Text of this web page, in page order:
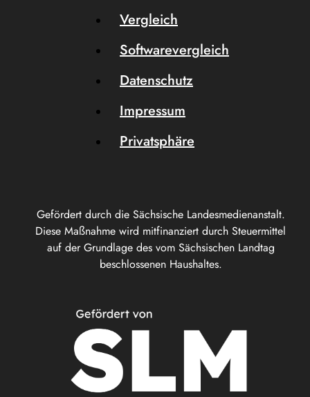
Gefördert durch die Sächsische Landesmedienanstalt.
Diese Maßnahme wird mitfinanziert durch Steuermittel
auf der Grundlage des vom Sächsischen Landtag
beschlossenen Haushaltes.
Vergleich
Softwarevergleich
Datenschutz
Impressum
Privatsphäre